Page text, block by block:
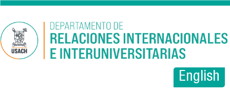
Pasar al contenido principal
English